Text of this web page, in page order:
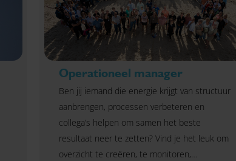
Operationeel manager
Ben jij iemand die energie krijgt van structuur
aanbrengen, processen verbeteren en
collega’s helpen om samen het beste
resultaat neer te zetten? Vind je het leuk om
overzicht te creëren, te monitoren,